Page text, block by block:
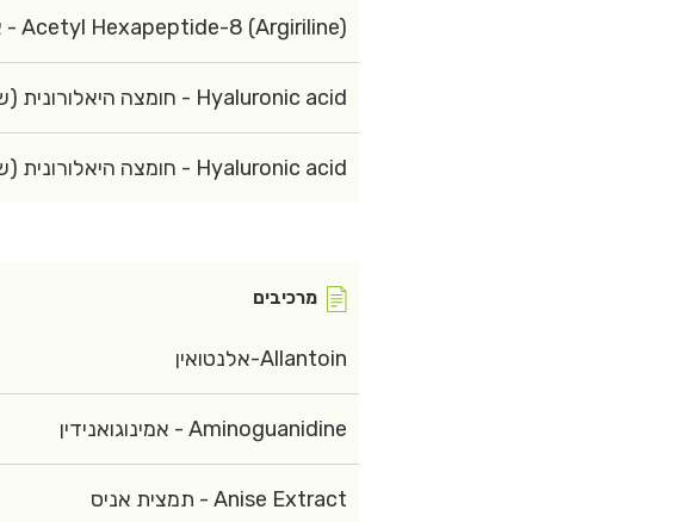
Acetyl Hexapeptide-8 (Argiriline) - ארגירילין
Hyaluronic acid - חומצה היאלורונית (שרשרת אורכה)
Hyaluronic acid - חומצה היאלורונית (שרשרת קצרה)
מרכיבים
Allantoin-אלנטואין
Aminoguanidine - אמינוגואנידין
Anise Extract - תמצית אניס